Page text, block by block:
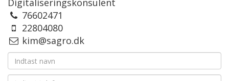
Digitaliseringskonsulent
76602471
22804080
kim@sagro.dk